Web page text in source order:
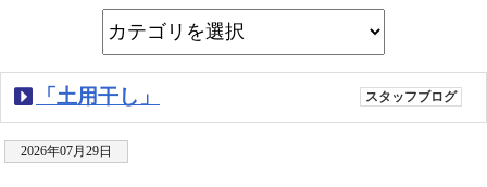
「土用干し」 スタッフブログ
2026年07月29日